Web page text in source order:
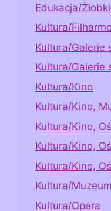
Edukacja/
Kultura/
Kultura/Galerie
Kultura/Galerie
Kultura/Kino
Kultura/Kino,
Kultura/Kino,
Kultura/Kino,
Kultura/Kino,
Kultura/Muzeum
Kultura/Opera